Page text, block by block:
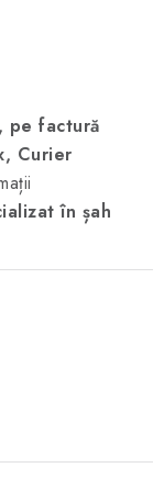
pe factură
Curier
în șah